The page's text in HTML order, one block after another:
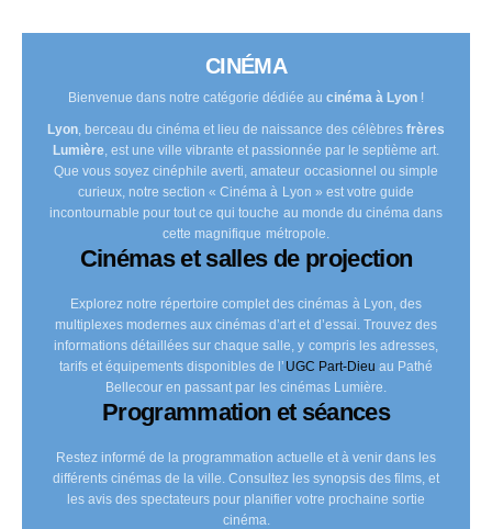
CINÉMA
Bienvenue dans notre catégorie dédiée aucinéma à Lyon !
Lyon, berceau du cinéma et lieu de naissance des célèbresfrères
Lumière, est une ville vibrante et passionnée par le septième art.
Que vous soyez cinéphile averti, amateur occasionnel ou simple
curieux, notre section « Cinéma à Lyon » est votre guide
incontournable pour tout ce qui touche au monde du cinéma dans
cette magnifique métropole.
Cinémas et salles de projection
Explorez notre répertoire complet des cinémas à Lyon, des
multiplexes modernes aux cinémas d’art et d’essai. Trouvez des
informations détaillées sur chaque salle, y compris les adresses,
tarifs et équipements disponibles de l’ UGC Part-Dieu au Pathé
Bellecour en passant par les cinémas Lumière.
Programmation et séances
Restez informé de la programmation actuelle et à venir dans les
différents cinémas de la ville. Consultez les synopsis des films, et
les avis des spectateurs pour planifier votre prochaine sortie
cinéma.